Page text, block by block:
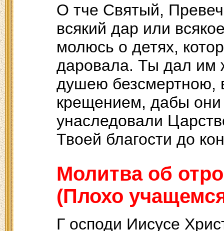
О тче Святый,
всякий дар или
молюсь о детях,
даровала. Ты дал им
душею безсмертною,
крещением, дабы
унаследовали
Твоей благости до
Молитва об
(Плохо
Г осподи Иисусе